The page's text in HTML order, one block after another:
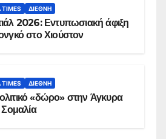
TIMES ΔΙΕΘΝΉ
2026: Εντυπωσιακή άφιξη
στο Χιούστον
TIMES ΔΙΕΘΝΉ
«δώρο» στην Άγκυρα
Σομαλία